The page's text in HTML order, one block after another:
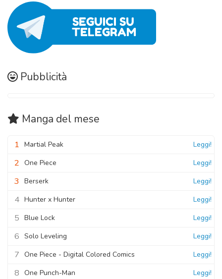
Pubblicità
Manga del mese
1 Martial Peak Leggi!
2 One Piece Leggi!
3 Berserk Leggi!
4 Hunter x Hunter Leggi!
5 Blue Lock Leggi!
6 Solo Leveling Leggi!
7 One Piece - Digital Colored Comics Leggi!
8 One Punch-Man Leggi!